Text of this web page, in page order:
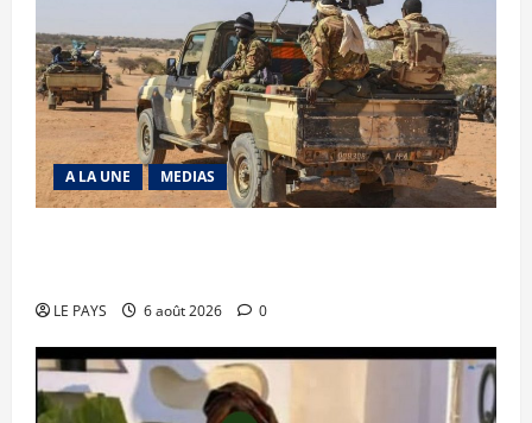
A LA UNE MEDIAS
LE PAYS 6 août 2026 0